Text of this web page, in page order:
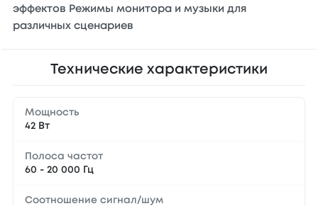
эффектов Режимы монитора и музыки для
различных сценариев
Технические характеристики
Мощность
42 Вт
Полоса частот
60 - 20 000 Гц
Соотношение сигнал/шум